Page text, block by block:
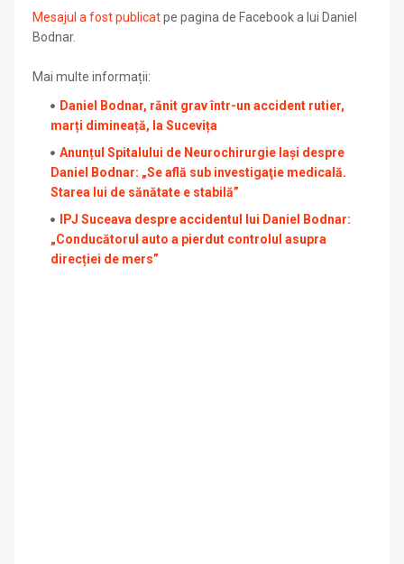
Mesajul a fost publicatpe pagina de Facebook a lui Daniel
Bodnar.
Mai multe informații:
Daniel Bodnar, rănit grav într-un accident rutier,
marți dimineață, la Sucevița
Anunțul Spitalului de Neurochirurgie Iași despre
Daniel Bodnar: „Se află sub investigaţie medicală.
Starea lui de sănătate e stabilă”
IPJ Suceava despre accidentul lui Daniel Bodnar:
„Conducătorul auto a pierdut controlul asupra
direcției de mers”